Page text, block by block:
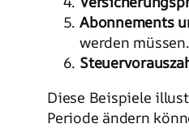
Abonnements
werden müssen.
Diese Beispiele
Periode ändern